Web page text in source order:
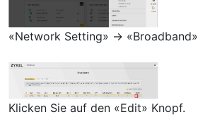
«Network Setting» → «Broadband»
Klicken Sie auf den «Edit» Knopf.